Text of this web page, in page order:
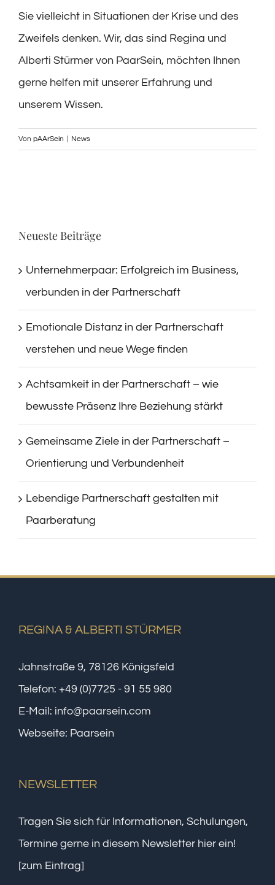
Sie vielleicht in Situationen der Krise und des
Zweifels denken. Wir, das sind Regina und
Alberti Stürmer von PaarSein, möchten Ihnen
gerne helfen mit unserer Erfahrung und
unserem Wissen.
Von pAArSein News
Neueste Beiträge
Unternehmerpaar: Erfolgreich im Business,
verbunden in der Partnerschaft
Emotionale Distanz in der Partnerschaft
verstehen und neue Wege finden
Achtsamkeit in der Partnerschaft – wie
bewusste Präsenz Ihre Beziehung stärkt
Gemeinsame Ziele in der Partnerschaft –
Orientierung und Verbundenheit
Lebendige Partnerschaft gestalten mit
Paarberatung
REGINA & ALBERTI STÜRMER
Jahnstraße 9, 78126 Königsfeld
Telefon: +49 (0)7725 - 91 55 980
E-Mail: info@paarsein.com
Webseite: Paarsein
NEWSLETTER
Tragen Sie sich für Informationen, Schulungen,
Termine gerne in diesem Newsletter hier ein!
[zum Eintrag]